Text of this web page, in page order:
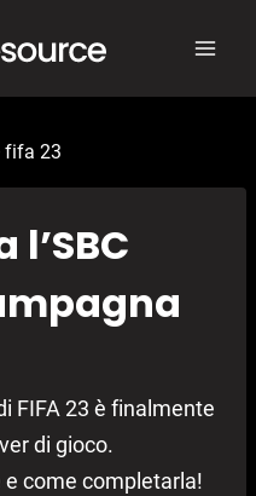
fifa 23
l’SBC
FIFA 23 è finalmente
di gioco.
come completarla!